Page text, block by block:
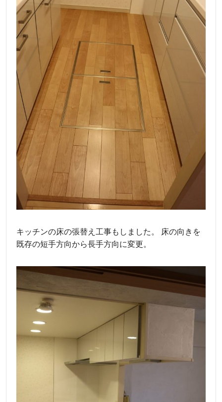
キッチンの床の張替え工事もしました。 床の向きを
既存の短手方向から長手方向に変更。